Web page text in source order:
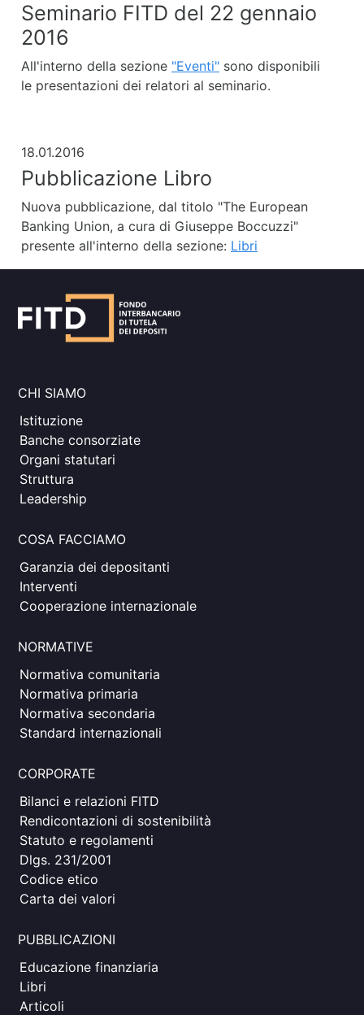
Seminario FITD del 22 gennaio
2016
All'interno della sezione "Eventi" sono disponibili
le presentazioni dei relatori al seminario.
18.01.2016
Pubblicazione Libro
Nuova pubblicazione, dal titolo "The European
Banking Union, a cura di Giuseppe Boccuzzi"
presente all'interno della sezione: Libri
CHI SIAMO
Istituzione
Banche consorziate
Organi statutari
Struttura
Leadership
COSA FACCIAMO
Garanzia dei depositanti
Interventi
Cooperazione internazionale
NORMATIVE
Normativa comunitaria
Normativa primaria
Normativa secondaria
Standard internazionali
CORPORATE
Bilanci e relazioni FITD
Rendicontazioni di sostenibilità
Statuto e regolamenti
Dlgs. 231/2001
Codice etico
Carta dei valori
PUBBLICAZIONI
Educazione finanziaria
Libri
Articoli